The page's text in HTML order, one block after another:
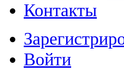
Контакты
Войти